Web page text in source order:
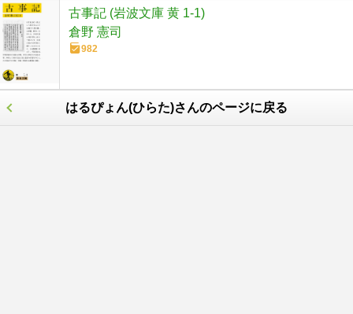
古事記 (岩波文庫 黄 1-1)
倉野 憲司
982
はるぴょん(ひらた)さんのページに戻る